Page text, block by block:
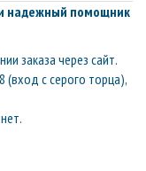
надежный помощник
заказа через сайт.
(вход с серого торца),